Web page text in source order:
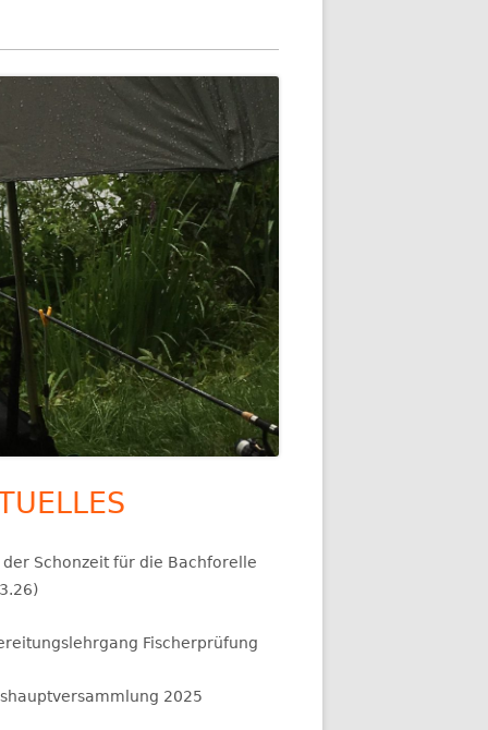
der Schonzeit für die Bachforelle
Fischerprüfung
2025